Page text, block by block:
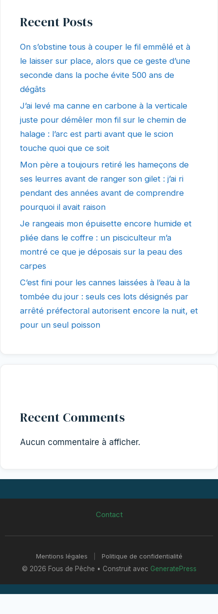
Recent Posts
On s’obstine tous à couper le fil emmêlé et à
le laisser sur place, alors que ce geste d’une
seconde dans la poche évite 500 ans de
dégâts
J’ai levé ma canne en carbone à la verticale
juste pour démêler mon fil sur le chemin de
halage : l’arc est parti avant que le scion
touche quoi que ce soit
Mon père a toujours retiré les hameçons de
ses leurres avant de ranger son gilet : j’ai ri
pendant des années avant de comprendre
pourquoi il avait raison
Je rangeais mon épuisette encore humide et
pliée dans le coffre : un pisciculteur m’a
montré ce que je déposais sur la peau des
carpes
C’est fini pour les cannes laissées à l’eau à la
tombée du jour : seuls ces lots désignés par
arrêté préfectoral autorisent encore la nuit, et
pour un seul poisson
Recent Comments
Aucun commentaire à afficher.
Contact
Mentions légales
Politique de confidentialité
© 2026 Fous de Pêche • Construit avec GeneratePress